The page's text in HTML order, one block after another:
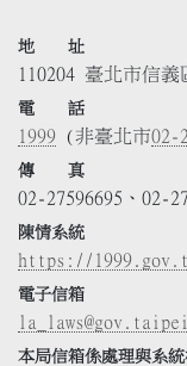
地 址
110204 臺北市信
電 話
1999 (非臺北市02-
傳 真
02-27596695、02-
陳情系統
https://
電子信箱
la_laws@gov.taipei
本局信箱係處理與系